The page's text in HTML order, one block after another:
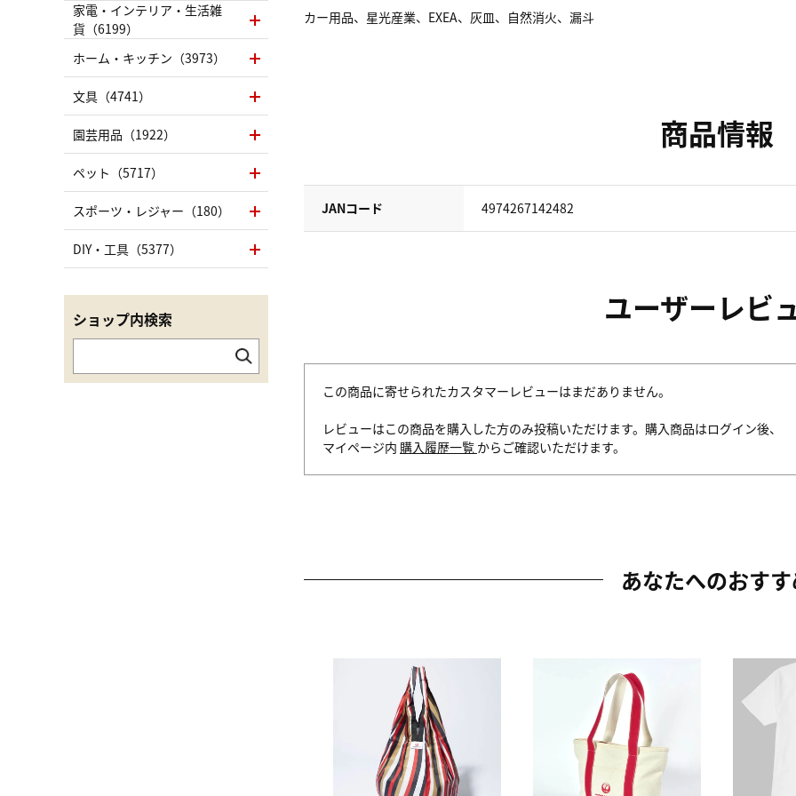
カー用品、星光産業、EXEA、灰皿、自然消火、漏斗
商品情報
JANコード 4974267142482
ユーザーレビ
この商品に寄せられたカスタマーレビューはまだありません。
レビューはこの商品を購入した方のみ投稿いただけます。購入商品はログイン後、
マイページ内 購入履歴一覧 からご確認いただけます。
あなたへのおす
家電・インテリア・生活雑
貨（6199）
ホーム・キッチン（3973）
文具（4741）
園芸用品（1922）
ペット（5717）
スポーツ・レジャー（180）
DIY・工具（5377）
ショップ内検索